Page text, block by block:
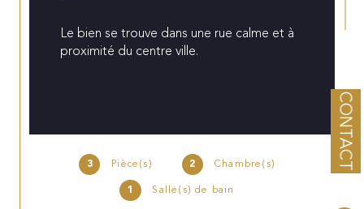
CONTACT
3 Pièce(s) 2
Chambre(s)
1
Salle(s) de bain
Le bien se trouve dans une rue calme et à
proximité du centre ville.
une épiserie, et en 18 minutes la Grand
En voiture, la gare se trouve à 3 minutes, la